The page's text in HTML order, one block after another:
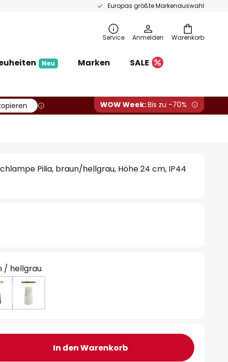
Europas größte Markenauswahl
Warenkorb
Service Anmelden
Neu Marken
SALE
WOW Week:Bis zu -70%
Pilia, braun/hellgrau, Höhe 24 cm, IP44
/ hellgrau
In den Warenkorb